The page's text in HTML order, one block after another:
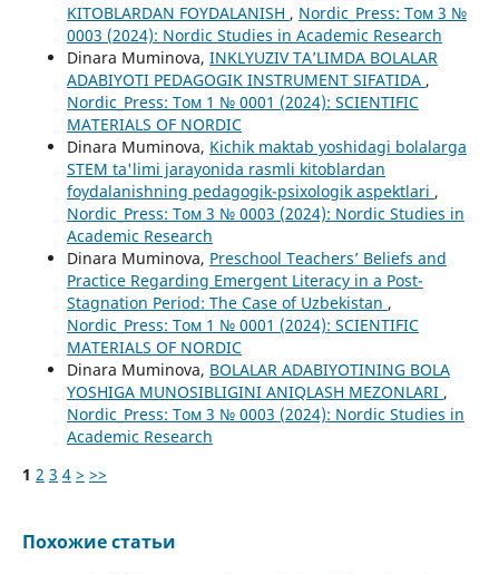
KITOBLARDAN FOYDALANISH , Nordic_Press: Том 3 №
0003 (2024): Nordic Studies in Academic Research
Dinara Muminova, INKLYUZIV TA’LIMDA BOLALAR
ADABIYOTI PEDAGOGIK INSTRUMENT SIFATIDA ,
Nordic_Press: Том 1 № 0001 (2024): SCIENTIFIC
MATERIALS OF NORDIC
Dinara Muminova, Kichik maktab yoshidagi bolalarga
STEM ta'limi jarayonida rasmli kitoblardan
foydalanishning pedagogik-psixologik aspektlari ,
Nordic_Press: Том 3 № 0003 (2024): Nordic Studies in
Academic Research
Dinara Muminova, Preschool Teachers’ Beliefs and
Practice Regarding Emergent Literacy in a Post-
Stagnation Period: The Case of Uzbekistan ,
Nordic_Press: Том 1 № 0001 (2024): SCIENTIFIC
MATERIALS OF NORDIC
Dinara Muminova, BOLALAR ADABIYOTINING BOLA
YOSHIGA MUNOSIBLIGINI ANIQLASH MEZONLARI ,
Nordic_Press: Том 3 № 0003 (2024): Nordic Studies in
Academic Research
1 2 3 4 > >>
Похожие статьи